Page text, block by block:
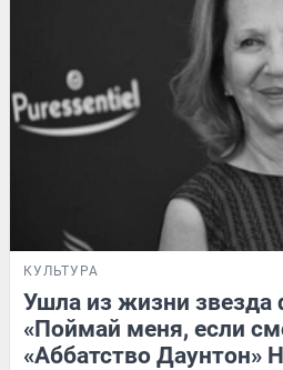
КУЛЬТУРА
Ушла из жизни звезда
«Поймай меня, если
«Аббатство Даунтон»